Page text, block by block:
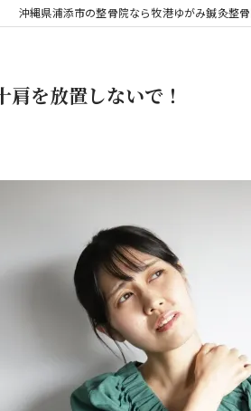
沖縄県浦添市の整骨院なら牧港ゆがみ鍼灸整
を放置しないで！